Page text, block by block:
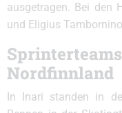
ausgetragen. Bei den
und Eligius
Nordfinnland
In Inari standen in